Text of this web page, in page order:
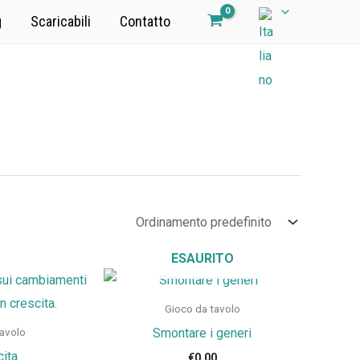
Scaricabili Contatto
ESAURITO
Gioco da tavolo
Smontare i generi